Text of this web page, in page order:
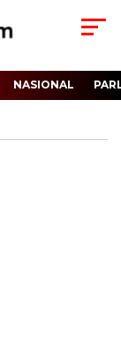
NASIONAL